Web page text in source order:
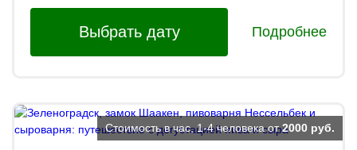
Выбрать дату Подробнее
Стоимость в час, 1-4 человека от2000 руб.